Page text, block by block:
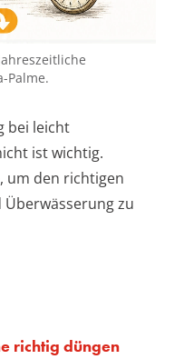
Palme.
bei leicht
ist wichtig.
um den richtigen
zu
richtig düngen